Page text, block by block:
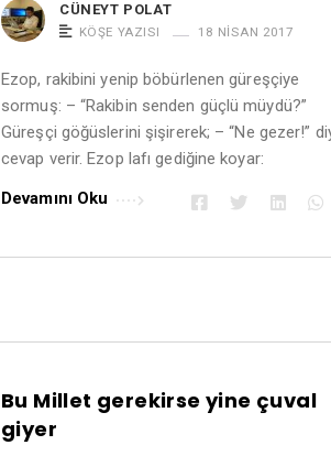
CÜNEYT POLAT
KÖŞE YAZISI 18 NISAN 2017
Ezop, rakibini yenip böbürlenen güreşçiye
sormuş: – “Rakibin senden güçlü müydü?”
Güreşçi göğüslerini şişirerek; – “Ne gezer!”
cevap verir. Ezop lafı gediğine koyar:
Devamını Oku
Bu Millet gerekirse yine çuval
giyer